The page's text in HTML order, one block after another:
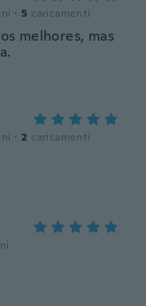
· 5 caricamenti
melhores, mas
· 2 caricamenti